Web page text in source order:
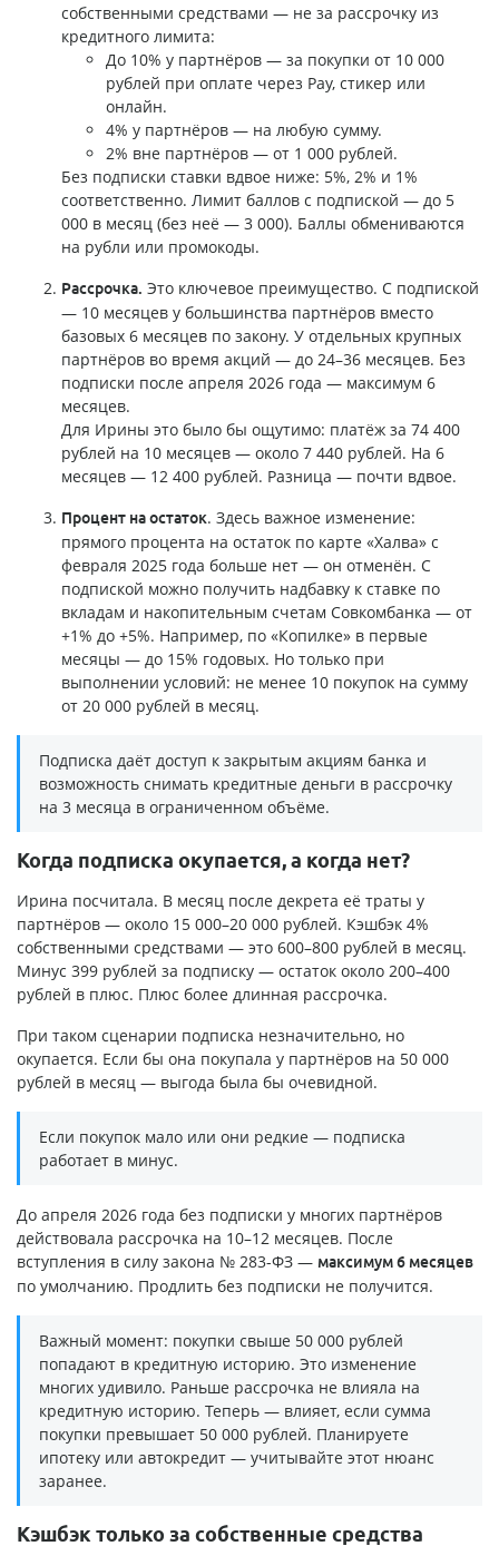
собственными средствами — не за рассрочку из
кредитного лимита:
До 10% у партнёров — за покупки от 10 000
рублей при оплате через Pay, стикер или
онлайн.
4% у партнёров — на любую сумму.
2% вне партнёров — от 1 000 рублей.
Без подписки ставки вдвое ниже: 5%, 2% и 1%
соответственно. Лимит баллов с подпиской — до 5
000 в месяц (без неё — 3 000). Баллы обмениваются
на рубли или промокоды.
Рассрочка. Это ключевое преимущество. С подпиской
— 10 месяцев у большинства партнёров вместо
базовых 6 месяцев по закону. У отдельных крупных
партнёров во время акций — до 24–36 месяцев. Без
подписки после апреля 2026 года — максимум 6
месяцев.
Для Ирины это было бы ощутимо: платёж за 74 400
рублей на 10 месяцев — около 7 440 рублей. На 6
месяцев — 12 400 рублей. Разница — почти вдвое.
Процент на остаток. Здесь важное изменение:
прямого процента на остаток по карте «Халва» с
февраля 2025 года больше нет — он отменён. С
подпиской можно получить надбавку к ставке по
вкладам и накопительным счетам Совкомбанка — от
+1% до +5%. Например, по «Копилке» в первые
месяцы — до 15% годовых. Но только при
выполнении условий: не менее 10 покупок на сумму
от 20 000 рублей в месяц.
Подписка даёт доступ к закрытым акциям банка и
возможность снимать кредитные деньги в рассрочку
на 3 месяца в ограниченном объёме.
Когда подписка окупается, а когда нет?
Ирина посчитала. В месяц после декрета её траты у
партнёров — около 15 000–20 000 рублей. Кэшбэк 4%
собственными средствами — это 600–800 рублей в месяц.
Минус 399 рублей за подписку — остаток около 200–400
рублей в плюс. Плюс более длинная рассрочка.
При таком сценарии подписка незначительно, но
окупается. Если бы она покупала у партнёров на 50 000
рублей в месяц — выгода была бы очевидной.
Если покупок мало или они редкие — подписка
работает в минус.
До апреля 2026 года без подписки у многих партнёров
действовала рассрочка на 10–12 месяцев. После
вступления в силу закона № 283-ФЗ — максимум 6 месяцев
по умолчанию. Продлить без подписки не получится.
Важный момент: покупки свыше 50 000 рублей
попадают в кредитную историю. Это изменение
многих удивило. Раньше рассрочка не влияла на
кредитную историю. Теперь — влияет, если сумма
покупки превышает 50 000 рублей. Планируете
ипотеку или автокредит — учитывайте этот нюанс
заранее.
Кэшбэк только за собственные средства